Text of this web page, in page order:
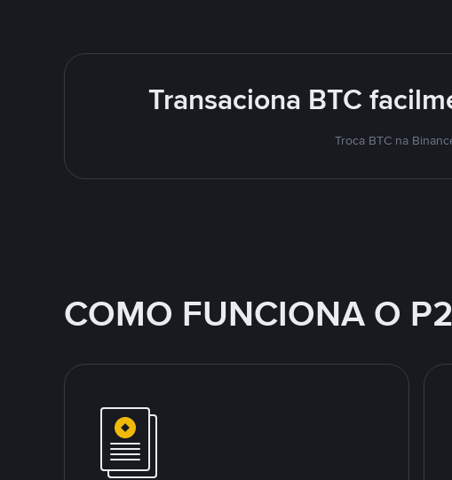
Transaciona BTC
Troca BTC na
COMO FUNCIONA O